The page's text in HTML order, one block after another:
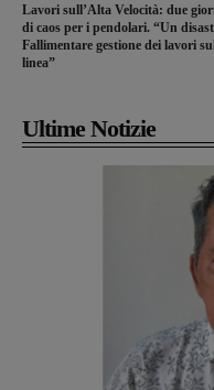
Lavori sull’Alta Velocità: due
di caos per i pendolari. “Un
Fallimentare gestione dei lavori
linea”
Ultime Notizie